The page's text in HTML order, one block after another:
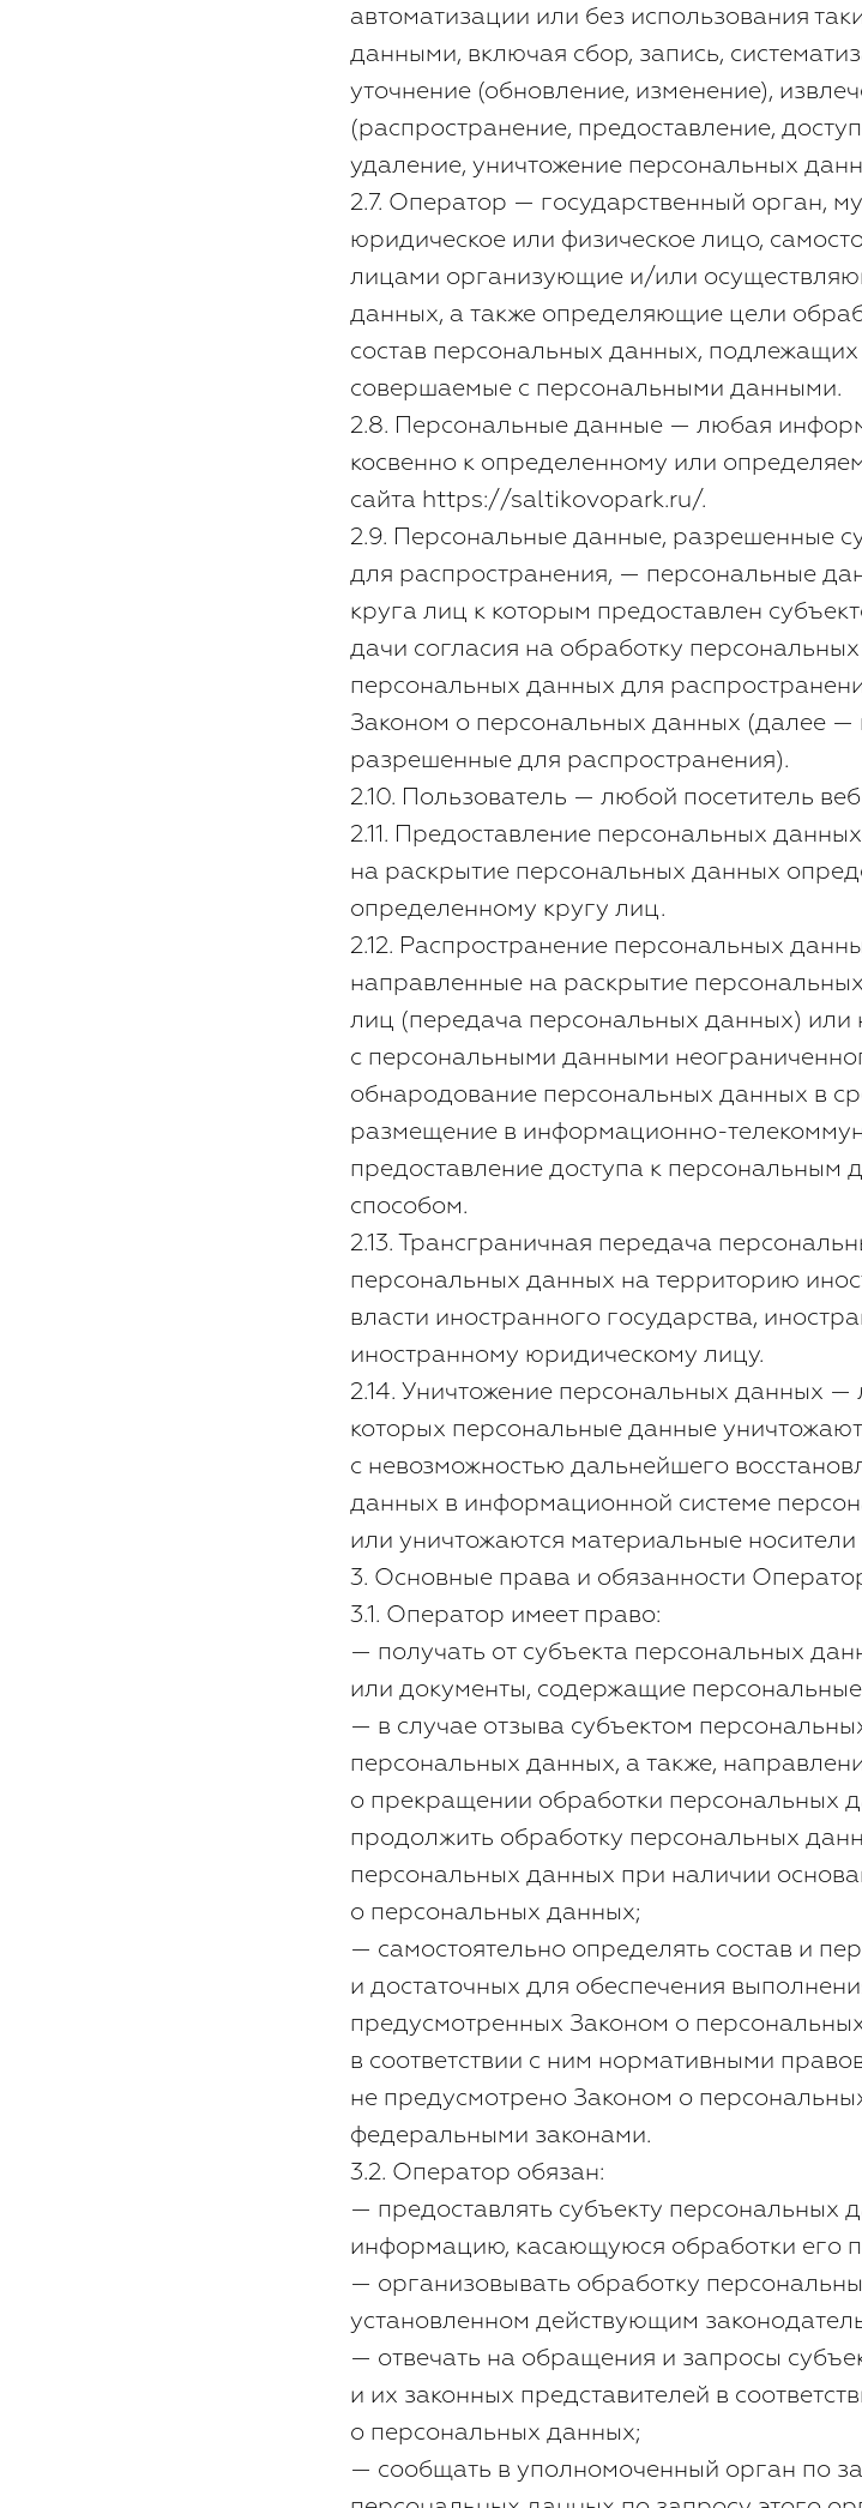
автоматизации или без использования
данными, включая сбор, запись,
уточнение (обновление, изменение),
(распространение, предоставление,
удаление, уничтожение персональных
2.7. Оператор — государственный орган,
юридическое или физическое лицо,
лицами организующие и/или
данных, а также определяющие цели
состав персональных данных,
совершаемые с персональными данными.
2.8. Персональные данные — любая
косвенно к определенному или
сайта https://saltikovopark.ru/.
2.9. Персональные данные, разрешенные
для распространения, — персональные
круга лиц к которым предоставлен
дачи согласия на обработку
персональных данных для
Законом о персональных данных (далее —
разрешенные для распространения).
2.10. Пользователь — любой посетитель
2.11. Предоставление персональных
на раскрытие персональных данных
определенному кругу лиц.
2.12. Распространение персональных
направленные на раскрытие
лиц (передача персональных данных) или
с персональными данными
обнародование персональных данных в
размещение в информационно-
предоставление доступа к
способом.
2.13. Трансграничная передача
персональных данных на территорию
власти иностранного государства,
иностранному юридическому лицу.
2.14. Уничтожение персональных данных —
которых персональные данные
с невозможностью дальнейшего
данных в информационной системе
или уничтожаются материальные
3. Основные права и обязанности
3.1. Оператор имеет право:
— получать от субъекта персональных
или документы, содержащие
— в случае отзыва субъектом
персональных данных, а также,
о прекращении обработки персональных
продолжить обработку персональных
персональных данных при наличии
о персональных данных;
— самостоятельно определять состав и
и достаточных для обеспечения
предусмотренных Законом о
в соответствии с ним нормативными
не предусмотрено Законом о
федеральными законами.
3.2. Оператор обязан:
— предоставлять субъекту персональных
информацию, касающуюся обработки его
— организовывать обработку
установленном действующим
— отвечать на обращения и запросы
и их законных представителей в
о персональных данных;
— сообщать в уполномоченный орган по